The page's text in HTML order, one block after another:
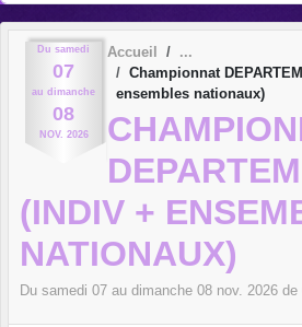
Du samedi
07
au dimanche
08
NOV. 2026
Accueil
Championnat
ensembles nationaux)
(INDIV +
NATIONAUX)
Du samedi 07 au dimanche 08 nov. 2026 de